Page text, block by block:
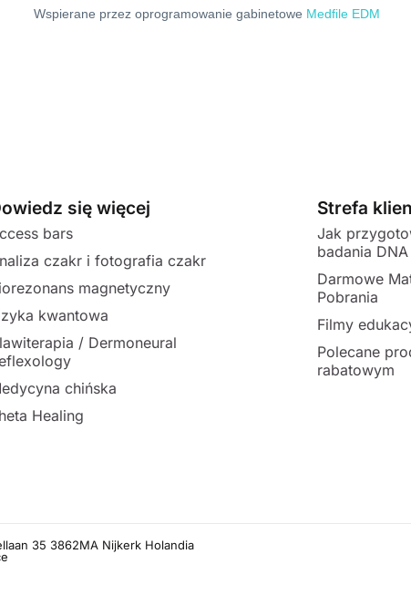
Wspierane przez oprogramowanie gabinetowe Medfile EDM
się więcej
bars
czakr i fotografia czakr
magnetyczny
kwantowa
/ Dermoneural
chińska
Healing
Strefa
Jak
badania DNA
Darmowe
Pobrania
Filmy
Polecane
rabatowym
35 3862MA Nijkerk Holandia